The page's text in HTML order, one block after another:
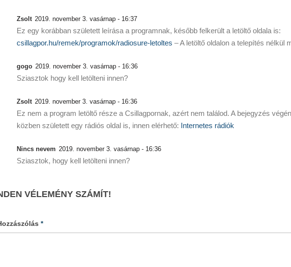
Zsolt 2019. november 3. vasárnap - 16:37
Ez egy korábban született leírása a programnak, később felkerült a letöltő oldala is:
csillagpor.hu/remek/programok/radiosure-letoltes – A letöltő oldalon a telepítés nélkül
gogo 2019. november 3. vasárnap - 16:36
Sziasztok hogy kell letölteni innen?
Zsolt 2019. november 3. vasárnap - 16:36
Ez nem a program letöltő része a Csillagpornak, azért nem találod. A bejegyzés
közben született egy rádiós oldal is, innen elérhető:
Internetes rádiók
Nincs nevem 2019. november 3. vasárnap - 16:36
Sziasztok, hogy kell letölteni innen?
VÉLEMÉNY SZÁMÍT!
*